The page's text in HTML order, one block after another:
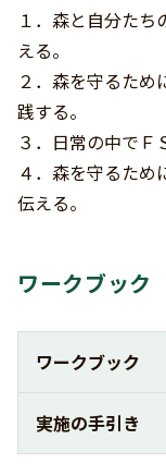
１．森と自分た
える。
２．森を守るため
践する。
３．日常の中でＦ
４．森を守るため
伝える。
ワークブック
ワークブック
実施の手引き